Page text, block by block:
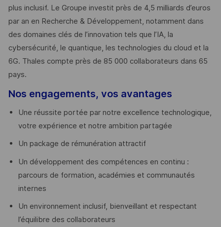
plus inclusif. Le Groupe investit près de 4,5 milliards d’euros
par an en Recherche & Développement, notamment dans
des domaines clés de l’innovation tels que l’IA, la
cybersécurité, le quantique, les technologies du cloud et la
6G. Thales compte près de 85 000 collaborateurs dans 65
pays. ​
Nos engagements, vos avantages
Une réussite portée par notre excellence technologique,
votre expérience et notre ambition partagée
Un package de rémunération attractif
Un développement des compétences en continu :
parcours de formation, académies et communautés
internes
Un environnement inclusif, bienveillant et respectant
l’équilibre des collaborateurs